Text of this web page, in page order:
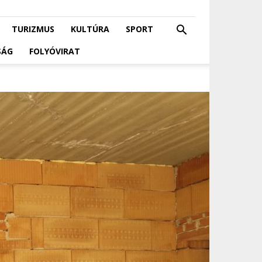
TURIZMUS KULTÚRA
SPORT
FOLYÓVIRAT